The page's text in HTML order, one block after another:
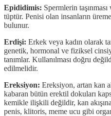
Epididimis: Spermlerin
tüptür. Penisi olan insanların
bulunur.
Erdişi: Erkek veya kadın olarak
genetik, hormonal ve fiziksel
tanımlar. Kullanılması doğru
edilmelidir.
Ereksiyon: Ereksiyon, artan kan
kabaran bütün erektil dokuları
kemikle ilişkili değildir, kan
penis, klitoris, meme ucu gibi